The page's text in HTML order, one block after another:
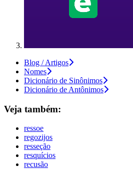
Blog / Artigos
Nomes
Dicionário de Sinônimos
Dicionário de Antônimos
Veja também:
ressoe
regozijos
resseção
resquícios
recusão